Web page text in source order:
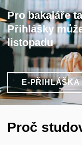
Pro bakaláře
Přihlášky
listopadu
E-PŘIHLÁŠKA
Proč